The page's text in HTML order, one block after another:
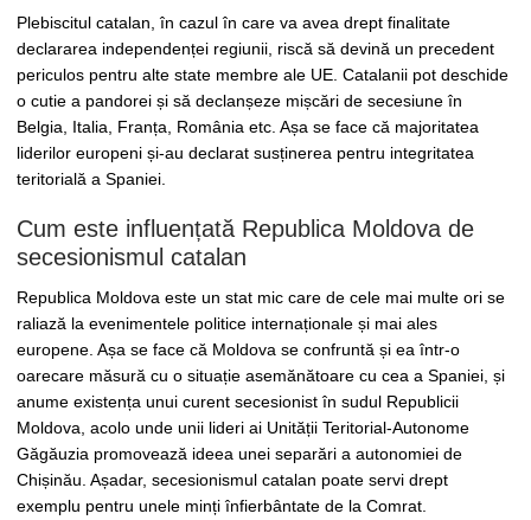
Plebiscitul catalan, în cazul în care va avea drept finalitate
declararea independenței regiunii, riscă să devină un precedent
periculos pentru alte state membre ale UE. Catalanii pot deschide
o cutie a pandorei și să declanșeze mișcări de secesiune în
Belgia, Italia, Franța, România etc. Așa se face că majoritatea
liderilor europeni și-au declarat susținerea pentru integritatea
teritorială a Spaniei.
Cum este influențată Republica Moldova de
secesionismul catalan
Republica Moldova este un stat mic care de cele mai multe ori se
raliază la evenimentele politice internaționale și mai ales
europene. Așa se face că Moldova se confruntă și ea într-o
oarecare măsură cu o situație asemănătoare cu cea a Spaniei, și
anume existența unui curent secesionist în sudul Republicii
Moldova, acolo unde unii lideri ai Unității Teritorial-Autonome
Găgăuzia promovează ideea unei separări a autonomiei de
Chișinău. Așadar, secesionismul catalan poate servi drept
exemplu pentru unele minți înfierbântate de la Comrat.